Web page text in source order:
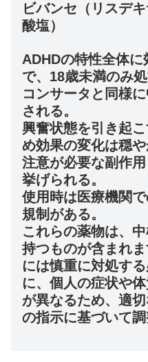
ビバンセ（リスデ
酸塩）
ADHDの特性全体
で、18歳未満のみ処
コンサータと同様
される。
興奮状態を引き起
め効果の変化は穏や
注意が必要な副作
挙げられる。
使用時は医療機関
規制がある。
これらの薬物は、
持つものが含まれ
には慎重に対処す
に、個人の症状や
が異なるため、適
の指示に基づいて調